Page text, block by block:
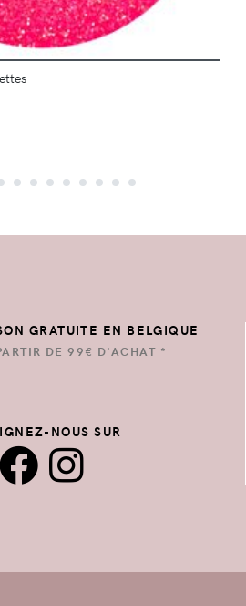
GRATUITE EN BELGIQUE
DE 99€ D'ACHAT *
NOUS SUR